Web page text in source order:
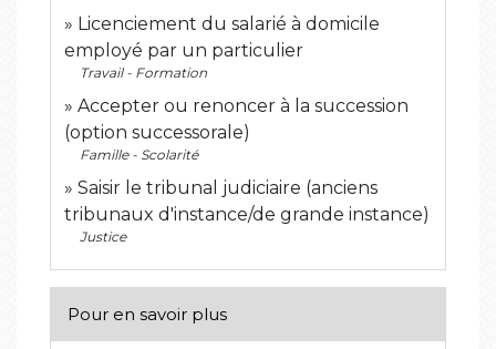
Licenciement du salarié à domicile
employé par un particulier
Travail - Formation
Accepter ou renoncer à la succession
(option successorale)
Famille - Scolarité
Saisir le tribunal judiciaire (anciens
tribunaux d'instance/de grande instance)
Justice
Pour en savoir plus